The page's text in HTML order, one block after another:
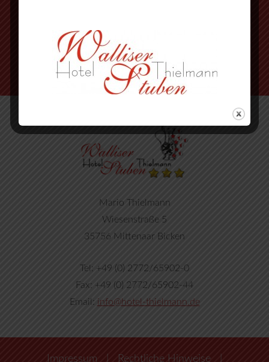
Mario Thielmann
Wiesenstraße 5
35756 Mittenaar Bicken
Tel: +49 (0) 2772/65902-0
Fax: +49 (0) 2772/65902-44
Email: info@hotel-thielmann.de
Impressum Rechtliche Hinweise